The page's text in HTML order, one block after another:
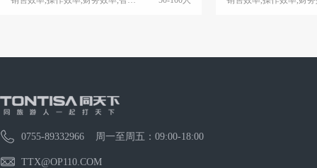
0755-89332966 周一至周五：09:00-18:00
TTX@OP110.COM